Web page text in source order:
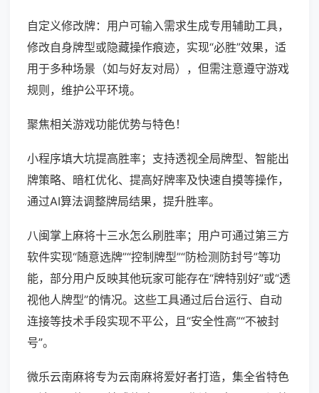
自定义修改牌：用户可输入需求生成专用辅助工具，
修改自身牌型或隐藏操作痕迹，实现“必胜”效果，适
用于多种场景（如与好友对局），但需注意遵守游戏
规则，维护公平环境。
聚焦相关游戏功能优势与特色！
小程序填大坑提高胜率；支持透视全局牌型、智能出
牌策略、暗杠优化、提高好牌率及快速自摸等操作，
通过AI算法调整牌局结果，提升胜率。
八闽掌上麻将十三水怎么刷胜率；用户可通过第三方
软件实现“随意选牌”“控制牌型”“防检测防封号”等功
能，部分用户反映其他玩家可能存在“牌特别好”或“透
视他人牌型”的情况。这些工具通过后台运行、自动
连接等技术手段实现不平公，且“安全性高”“不被封
号”。
微乐云南麻将专为云南麻将爱好者打造，集全省特色